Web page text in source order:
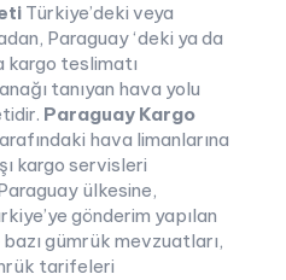
Türkiye’deki veya
Paraguay ‘deki ya da
kargo teslimatı
tanıyan hava yolu
Paraguay Kargo
hava limanlarına
kargo servisleri
ülkesine,
gönderim yapılan
gümrük mevzuatları,
tarifeleri